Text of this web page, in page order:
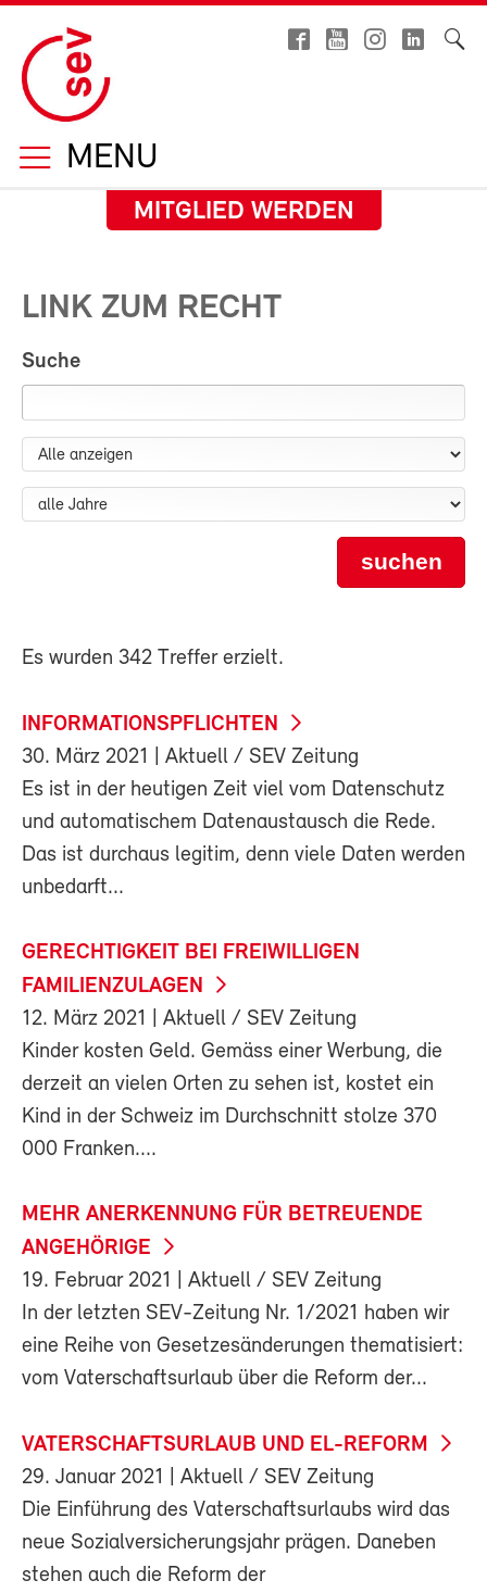
MENU
MITGLIED WERDEN
LINK ZUM RECHT
Suche
suchen
Es wurden 342 Treffer erzielt.
INFORMATIONSPFLICHTEN
30. März 2021
| Aktuell / SEV Zeitung
Es ist in der heutigen Zeit viel vom Datenschutz
und automatischem Datenaustausch die Rede.
Das ist durchaus legitim, denn viele Daten werden
unbedarft...
GERECHTIGKEIT BEI FREIWILLIGEN
FAMILIENZULAGEN
12. März 2021
| Aktuell / SEV Zeitung
Kinder kosten Geld. Gemäss einer Werbung, die
derzeit an vielen Orten zu sehen ist, kostet ein
Kind in der Schweiz im Durchschnitt stolze 370
000 Franken....
MEHR ANERKENNUNG FÜR BETREUENDE
ANGEHÖRIGE
19. Februar 2021
| Aktuell / SEV Zeitung
In der letzten SEV-Zeitung Nr. 1/2021 haben wir
eine Reihe von Gesetzesänderungen thematisiert:
vom Vaterschaftsurlaub über die Reform der...
VATERSCHAFTSURLAUB UND EL-REFORM
29. Januar 2021
| Aktuell / SEV Zeitung
Die Einführung des Vaterschaftsurlaubs wird das
neue Sozialversicherungsjahr prägen. Daneben
stehen auch die Reform der